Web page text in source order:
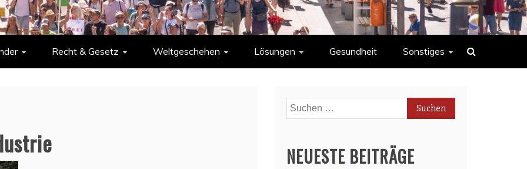
Recht & Gesetz Weltgeschehen Lösungen Gesundheit Sonstiges
Suchen
nach:
NEUESTE BEITRÄGE